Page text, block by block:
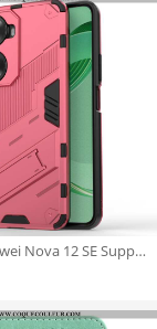
Coque Huawei Nova 12 SE Support Amovible Deux Positions Mains Libres